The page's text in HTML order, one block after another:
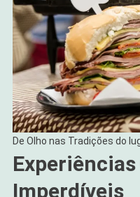
De Olho nas Tradições do
Imperdíveis